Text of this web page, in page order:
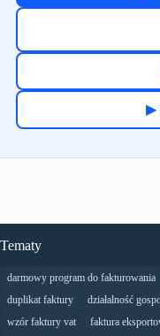
▶
Tematy
darmowy program do fakturowania
duplikat faktury
działalność
wzór faktury vat
faktura